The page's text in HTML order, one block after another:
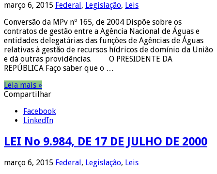
março 6, 2015 Federal, Legislação, Leis
Conversão da MPv nº 165, de 2004 Dispõe sobre os
contratos de gestão entre a Agência Nacional de Águas e
entidades delegatárias das funções de Agências de Águas
relativas à gestão de recursos hídricos de domínio da União
e dá outras providências. O PRESIDENTE DA
REPÚBLICA Faço saber que o …
Leia mais »
Compartilhar
Facebook
LinkedIn
LEI No 9.984, DE 17 DE JULHO DE 2000
março 6, 2015 Federal, Legislação, Leis